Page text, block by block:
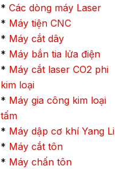
* Các dòng máy Laser
* Máy tiện CNC
* Máy cắt dây
* Máy bắn tia lửa điện
* Máy cắt laser CO2 phi
kim loại
* Máy gia công kim loại
tấm
* Máy dập cơ khí Yang Li
* Máy cắt tôn
* Máy chấn tôn